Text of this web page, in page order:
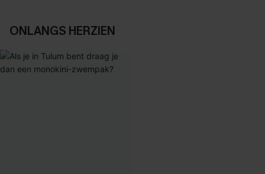
ONLANGS HERZIEN